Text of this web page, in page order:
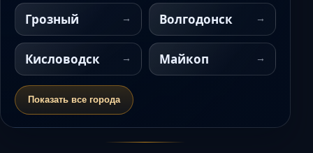
Грозный Волгодонск
Кисловодск Майкоп
Показать все города